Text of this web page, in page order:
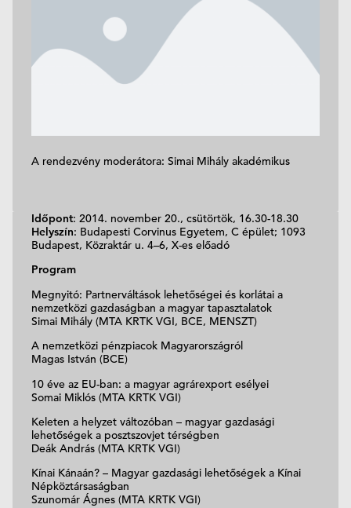
A rendezvény moderátora: Simai Mihály akadémikus
Időpont: 2014. november 20., csütörtök, 16.30-18.30
Helyszín: Budapesti Corvinus Egyetem, C épület; 1093
Budapest, Közraktár u. 4–6, X-es előadó
Program
Megnyitó: Partnerváltások lehetőségei és korlátai a
nemzetközi gazdaságban a magyar tapasztalatok
Simai Mihály (MTA KRTK VGI, BCE, MENSZT)
A nemzetközi pénzpiacok Magyarországról
Magas István (BCE)
10 éve az EU-ban: a magyar agrárexport esélyei
Somai Miklós (MTA KRTK VGI)
Keleten a helyzet változóban – magyar gazdasági
lehetőségek a posztszovjet térségben
Deák András (MTA KRTK VGI)
Kínai Kánaán? – Magyar gazdasági lehetőségek a Kínai
Népköztársaságban
Szunomár Ágnes (MTA KRTK VGI)